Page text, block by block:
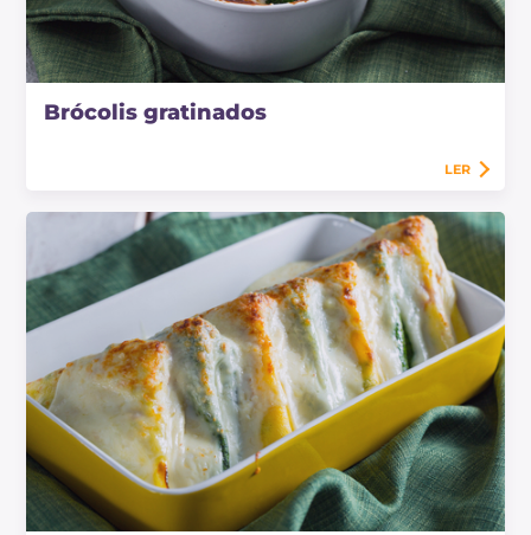
Brócolis gratinados
LER